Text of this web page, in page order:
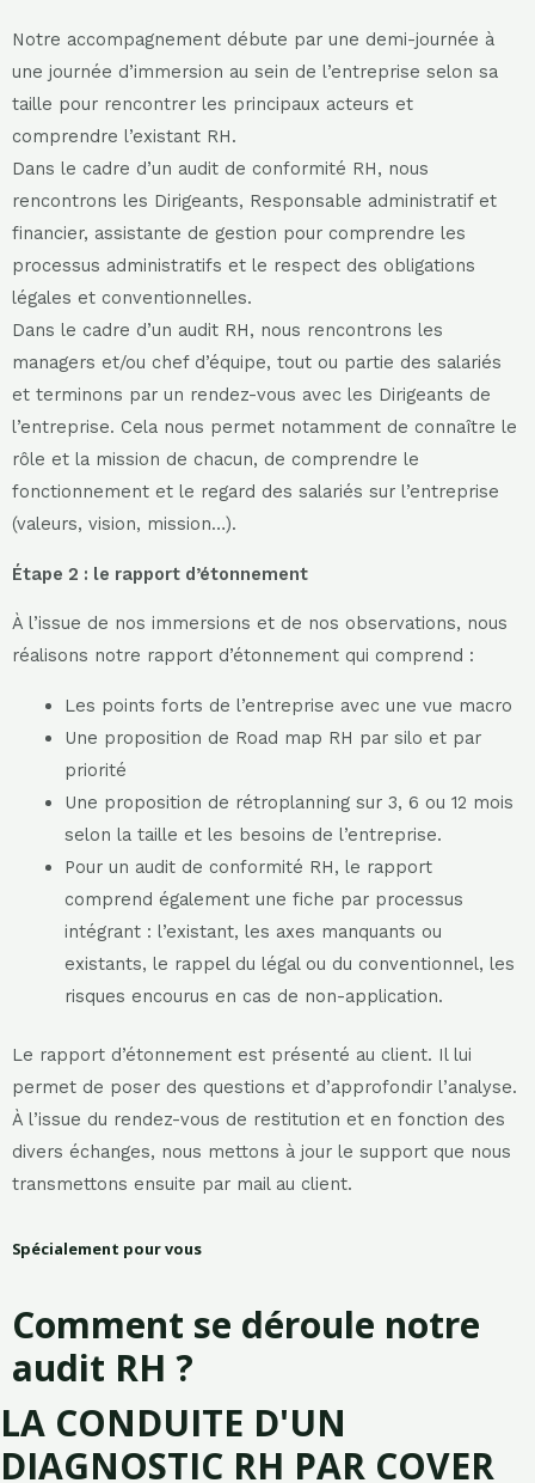
Notre accompagnement débute par une demi-journée à
une journée d’immersion au sein de l’entreprise selon sa
taille pour rencontrer les principaux acteurs et
comprendre l’existant RH.
Dans le cadre d’un audit de conformité RH, nous
rencontrons les Dirigeants, Responsable administratif et
financier, assistante de gestion pour comprendre les
processus administratifs et le respect des obligations
légales et conventionnelles.
Dans le cadre d’un audit RH, nous rencontrons les
managers et/ou chef d’équipe, tout ou partie des salariés
et terminons par un rendez-vous avec les Dirigeants de
l’entreprise. Cela nous permet notamment de connaître le
rôle et la mission de chacun, de comprendre le
fonctionnement et le regard des salariés sur l’entreprise
(valeurs, vision, mission…).
Étape 2 : le rapport d’étonnement
À l’issue de nos immersions et de nos observations, nous
réalisons notre rapport d’étonnement qui comprend :
Les points forts de l’entreprise avec une vue macro
Une proposition de Road map RH par silo et par
priorité
Une proposition de rétroplanning sur 3, 6 ou 12 mois
selon la taille et les besoins de l’entreprise.
Pour un audit de conformité RH, le rapport
comprend également une fiche par processus
intégrant : l’existant, les axes manquants ou
existants, le rappel du légal ou du conventionnel, les
risques encourus en cas de non-application.
Le rapport d’étonnement est présenté au client. Il lui
permet de poser des questions et d’approfondir l’analyse.
À l’issue du rendez-vous de restitution et en fonction des
divers échanges, nous mettons à jour le support que nous
transmettons ensuite par mail au client.
Spécialement pour vous
Comment se déroule notre
audit RH ?​
LA CONDUITE D'UN
DIAGNOSTIC RH PAR COVER